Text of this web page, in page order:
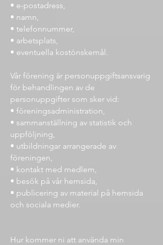
• e-postadress,
• namn,
• telefonnummer,
• arbetsplats,
• eventuella kostönskemål.
Vår förening är personuppgiftsansvarig
för behandlingen av de
personuppgifter som sker vid:
• föreningsadministration,
• sammanställning av statistik och
uppföljning,
• utbildningar arrangerade av
föreningen,
• kontakt med medlem,
• besök på vår hemsida,
• publicering av material på hemsida
och sociala medier.
Hur kommer ni att använda min